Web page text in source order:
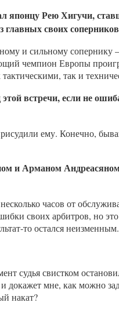
японцу РеюХигучи,
своих
и сильному
чемпион Европы
тактическими, так и
встречи, если не
ему. Конечно,
оми АрманомАндреасян
часов от
своих арбитров, но
то остался неизменным.
судья свистком
мне, как можно
накат?